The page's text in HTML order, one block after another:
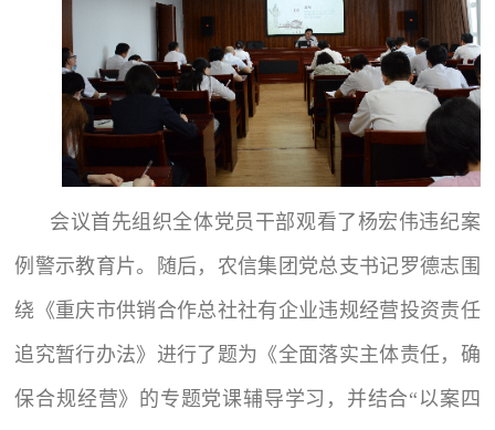
会议首先组织全体党员干部观看了杨宏伟违纪案
例警示教育片。随后，农信集团党总支书记罗德志围
绕《重庆市供销合作总社社有企业违规经营投资责任
追究暂行办法》进行了题为《全面落实主体责任，确
保合规经营》的专题党课辅导学习，并结合“以案四